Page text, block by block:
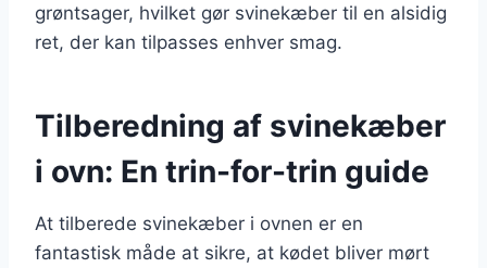
grøntsager, hvilket gør svinekæber til en alsidig
ret, der kan tilpasses enhver smag.
Tilberedning af svinekæber
i ovn: En trin-for-trin guide
At tilberede svinekæber i ovnen er en
fantastisk måde at sikre, at kødet bliver mørt